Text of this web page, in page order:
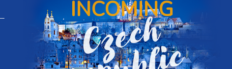
INCOMING
C
z
e
c
h
r
e
p
u
b
l
i